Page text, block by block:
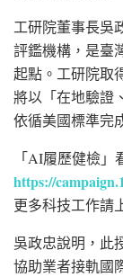
工研院董事長吳
評鑑機構，是臺
起點。工研院取
將以「在地驗證
依循美國標準完
「AI履歷健檢」
https://
更多科技工作請
吳政忠說明，此
協助業者接軌國